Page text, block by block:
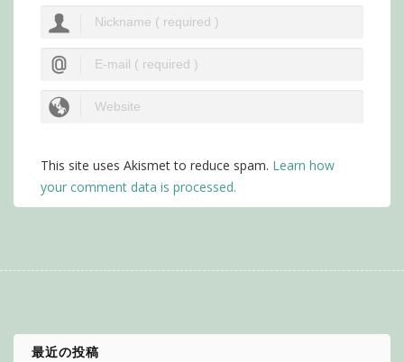
This site uses Akismet to reduce spam. Learn how
your comment data is processed.
最近の投稿